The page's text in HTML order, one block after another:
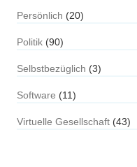
Persönlich (20)
Politik (90)
Selbstbezüglich (3)
Software (11)
Virtuelle Gesellschaft (43)